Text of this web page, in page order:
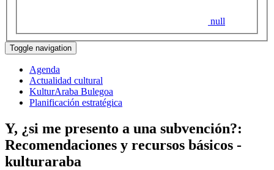
null
Toggle navigation
Agenda
Actualidad cultural
KulturAraba Bulegoa
Planificación estratégica
Y, ¿si me presento a una subvención?:
Recomendaciones y recursos básicos -
kulturaraba